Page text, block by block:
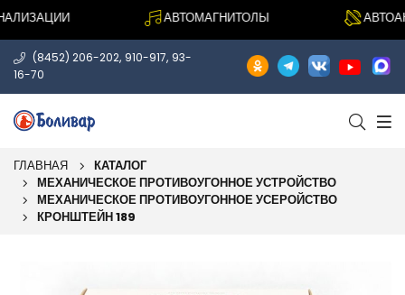
АВТОМАГНИТОЛЫ
(8452) 206-202, 910-917, 93-
16-70
ГЛАВНАЯ
КАТАЛОГ
МЕХАНИЧЕСКОЕ ПРОТИВОУГОННОЕ УСТРОЙСТВО
МЕХАНИЧЕСКОЕ ПРОТИВОУГОННОЕ УСЕРОЙСТВО
КРОНШТЕЙН 189